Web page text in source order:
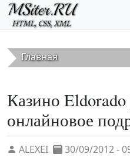
Перейти к основному
Главная
Казино
онлайновое
ALEXEI 30/09/2012 -